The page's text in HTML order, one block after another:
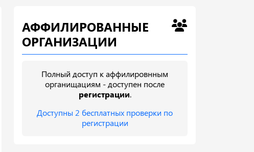
АФФИЛИРОВАННЫЕ
ОРГАНИЗАЦИИ
Полный доступ к аффилировнным
органищациям - доступен после
регистрации.
Доступны 2 бесплатных проверки по
регистрации